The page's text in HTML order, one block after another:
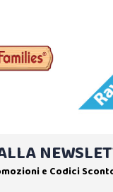
e Codici